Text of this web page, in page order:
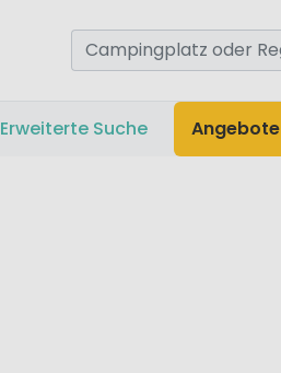
Erweiterte Suche Angebote